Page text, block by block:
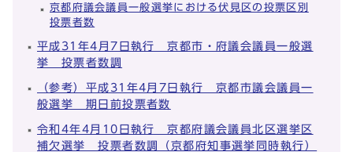
京都府議会議員一般選挙における伏見区の投票区別
投票者数
平成31年4月7日執行 京都市・府議会議員一般選
挙 投票者数調
（参考）平成31年4月7日執行 京都市議会議員一
般選挙 期日前投票者数
令和4年4月10日執行 京都府議会議員北区選挙区
補欠選挙 投票者数調（京都府知事選挙同時執行）